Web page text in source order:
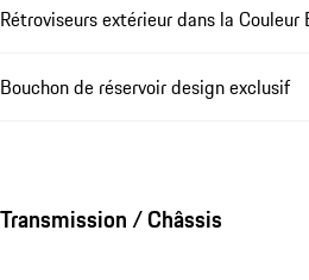
Rétroviseurs extérieur dans la Couleur
Bouchon de réservoir design exclusif
Transmission / Châssis